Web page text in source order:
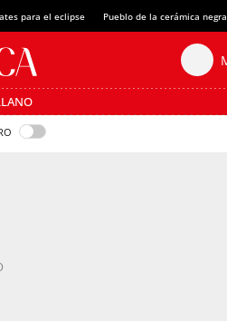
para el eclipse Pueblo de la cerámica negra